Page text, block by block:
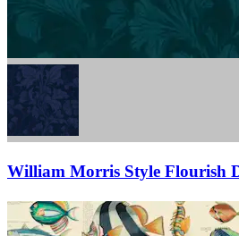
William Morris Style Flourish